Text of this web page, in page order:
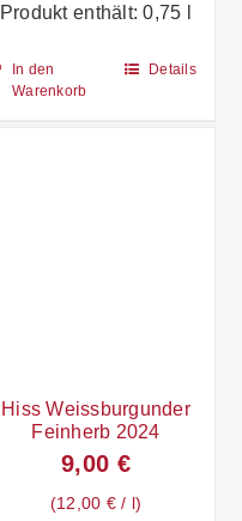
Produkt enthält: 0,75 l
In den
Warenkorb
Details
Hiss Weissburgunder
Feinherb 2024
9,00 €
12,00 €/ l